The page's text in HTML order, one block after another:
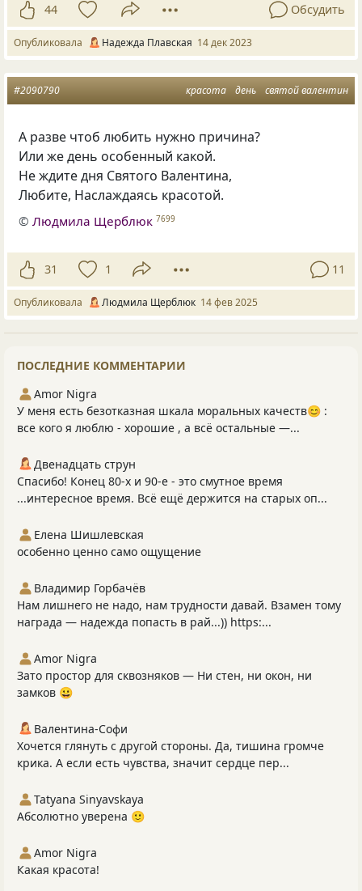
44 Обсудить
Опубликовала Надежда Плавская 14 дек 2023
красота день святой валентин
#2090790
А разве чтоб любить нужно причина?
Или же день особенный какой.
Не ждите дня Святого Валентина,
Любите, Наслаждаясь красотой.
©Людмила Щерблюк 7699
31 1 11
Опубликовала Людмила Щерблюк 14 фев 2025
ПОСЛЕДНИЕ КОММЕНТАРИИ
Amor Nigra
У меня есть безотказная шкала моральных качеств😊 :
все кого я люблю - хорошие , а всё остальные —...
Двенадцать струн
Спасибо! Конец 80-х и 90-е - это смутное время
...интересное время. Всё ещё держится на старых оп...
Елена Шишлевская
особенно ценно само ощущение
Владимир Горбачёв
Нам лишнего не надо, нам трудности давай. Взамен тому
награда — надежда попасть в рай...)) https:...
Amor Nigra
Зато простор для сквозняков — Ни стен, ни окон, ни
замков 😀
Валентина-Софи
Хочется глянуть с другой стороны. Да, тишина громче
крика. А если есть чувства, значит сердце пер...
Tatyana Sinyavskaya
Абсолютно уверена 🙂
Amor Nigra
Какая красота!